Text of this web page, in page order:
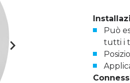
Può
tutti i